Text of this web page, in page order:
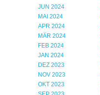
JUN 2024
MAI 2024
APR 2024
MÄR 2024
FEB 2024
JAN 2024
DEZ 2023
NOV 2023
OKT 2023